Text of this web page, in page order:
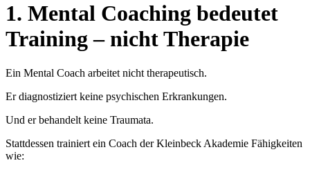
1. Mental Coaching bedeutet
Training – nicht Therapie
Ein Mental Coach arbeitet nicht therapeutisch.
Er diagnostiziert keine psychischen Erkrankungen.
Und er behandelt keine Traumata.
Stattdessen trainiert ein Coach der Kleinbeck Akademie Fähigkeiten
wie: